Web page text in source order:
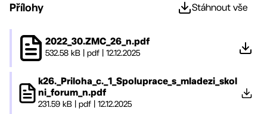
Přílohy Stáhnout vše
2022_30.ZMC_26_n.pdf
532.58 kB pdf 12.12.2025
k26._Priloha_c._1_Spoluprace_s_mladezi_skol
ni_forum_n.pdf
231.59 kB |pdf |12.12.2025